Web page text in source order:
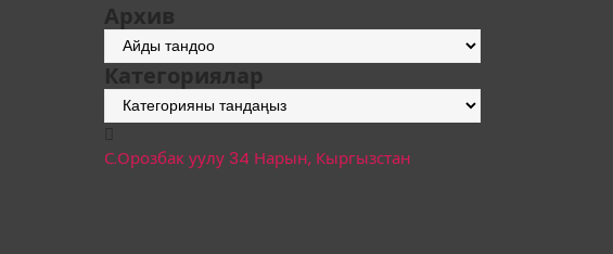
Архив
Архив
Категориялар
Категориялар
С.Орозбак уулу 34 Нарын, Кыргызстан